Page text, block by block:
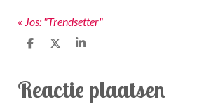
« Jos: "Trendsetter"
D
e
n
D
S
e
Reactie plaatsen